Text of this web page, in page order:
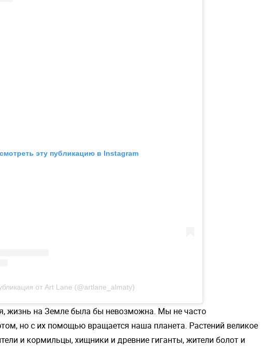
эту публикацию в Instagram
от Art Lane (@artlane_almaty)
жизнь на Земле была бы невозможна. Мы не часто
но с их помощью вращается наша планета. Растений великое
и кормильцы, хищники и древние гиганты, жители болот и